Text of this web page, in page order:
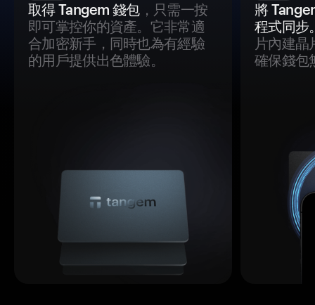
取得 Tangem 錢包，只需一按
即可掌控你的資產。它非常適
合加密新手，同時也為有經驗
的用戶提供出色體驗。
將
程式同步
片內建晶
確保錢包